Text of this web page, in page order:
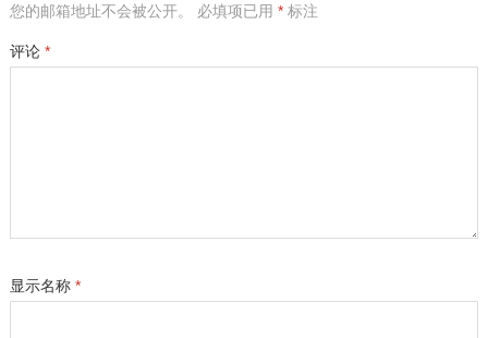
您的邮箱地址不会被公开。 必填项已用 *标注
评论 *
显示名称 *